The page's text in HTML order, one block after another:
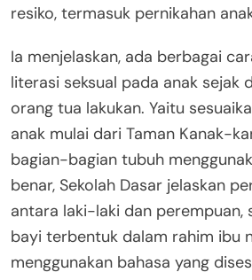
resiko, termasuk pernikahan
Ia menjelaskan, ada berbagai
literasi seksual pada anak sejak
orang tua lakukan. Yaitu
anak mulai dari Taman Kanak-
bagian-bagian tubuh
benar, Sekolah Dasar jelaskan
antara laki-laki dan perempuan,
bayi terbentuk dalam rahim ibu
menggunakan bahasa yang